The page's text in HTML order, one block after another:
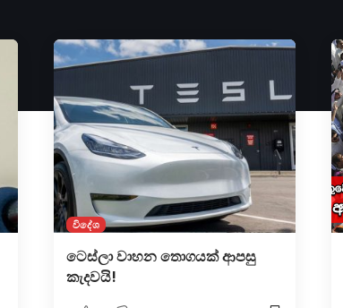
විදේශ
ටෙස්ලා වාහන තොගයක් ආපසු
කැදවයි!